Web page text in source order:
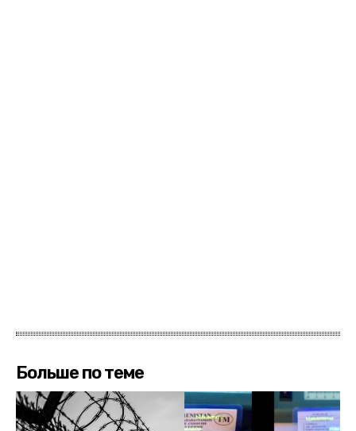
Больше по теме